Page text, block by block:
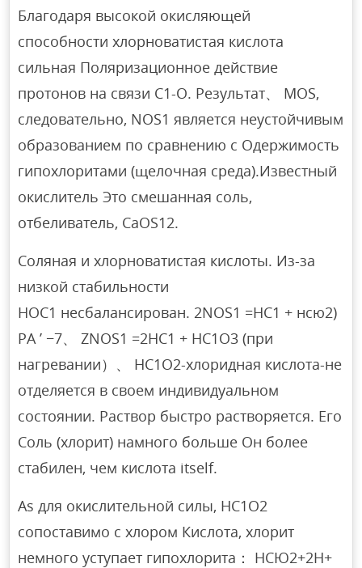
Благодаря высокой окисляющей
способности хлорноватистая кислота
сильная Поляризационное действие
протонов на связи C1-O. Результат、 MOS,
следовательно, NOS1 является неустойчивым
образованием по сравнению с Одержимость
гипохлоритами (щелочная среда).Известный
окислитель Это смешанная соль,
отбеливатель, CaOS12.
Соляная и хлорноватистая кислоты. Из-за
низкой стабильности
HOC1 несбалансирован. 2NOS1 =НС1 + нсю2)
РА ’ −7、 ZNOS1 =2НС1 + НС1О3 (при
нагревании）、 НС1О2-хлоридная кислота-не
отделяется в своем индивидуальном
состоянии. Раствор быстро растворяется. Его
Соль (хлорит) намного больше Он более
стабилен, чем кислота itself.
As для окислительной силы, НС1О2
сопоставимо с хлором Кислота, хлорит
немного уступает гипохлорита： НСЮ2+2Н+